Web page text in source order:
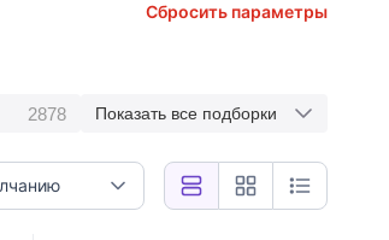
Сбросить параметры
2878 Показать все подборки